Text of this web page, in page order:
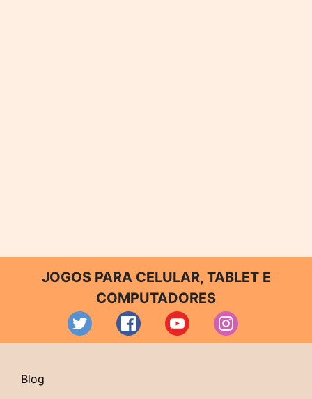
JOGOS PARA CELULAR, TABLET E
COMPUTADORES
Blog